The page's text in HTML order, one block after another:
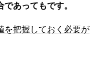
あってもです。
を把握しておく必要が